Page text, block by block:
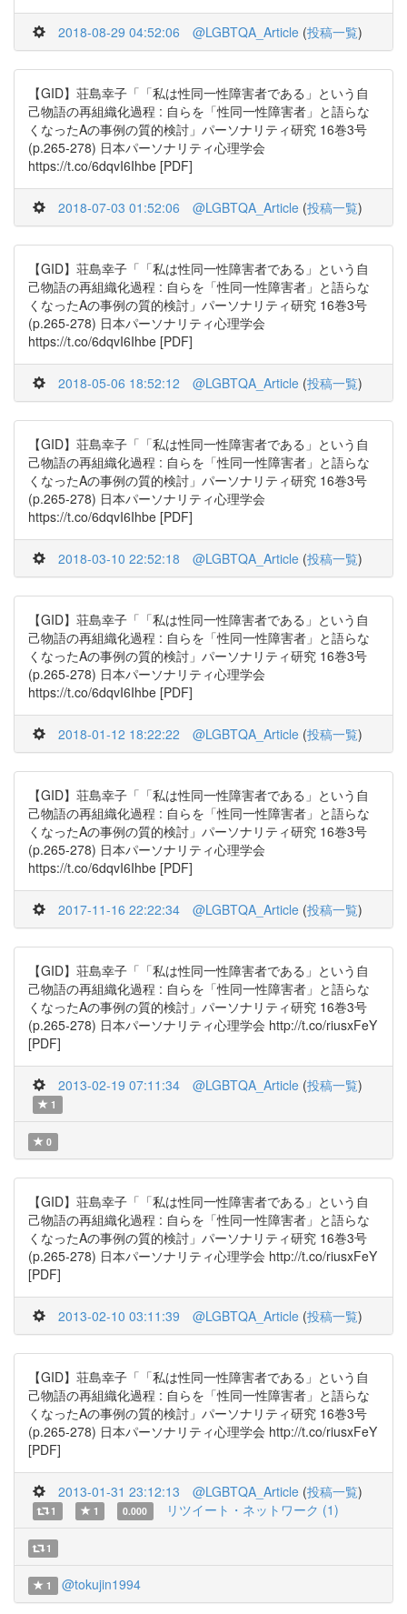
2018-08-29 04:52:06 @LGBTQA_Article (投稿一覧)
【GID】荘島幸子「「私は性同一性障害者である」という自
己物語の再組織化過程 : 自らを「性同一性障害者」と語らな
くなったAの事例の質的検討」パーソナリティ研究 16巻3号
(p.265-278) 日本パーソナリティ心理学会
https://t.co/6dqvI6Ihbe [PDF]
2018-07-03 01:52:06 @LGBTQA_Article (投稿一覧)
【GID】荘島幸子「「私は性同一性障害者である」という自
己物語の再組織化過程 : 自らを「性同一性障害者」と語らな
くなったAの事例の質的検討」パーソナリティ研究 16巻3号
(p.265-278) 日本パーソナリティ心理学会
https://t.co/6dqvI6Ihbe [PDF]
2018-05-06 18:52:12 @LGBTQA_Article (投稿一覧)
【GID】荘島幸子「「私は性同一性障害者である」という自
己物語の再組織化過程 : 自らを「性同一性障害者」と語らな
くなったAの事例の質的検討」パーソナリティ研究 16巻3号
(p.265-278) 日本パーソナリティ心理学会
https://t.co/6dqvI6Ihbe [PDF]
2018-03-10 22:52:18 @LGBTQA_Article (投稿一覧)
【GID】荘島幸子「「私は性同一性障害者である」という自
己物語の再組織化過程 : 自らを「性同一性障害者」と語らな
くなったAの事例の質的検討」パーソナリティ研究 16巻3号
(p.265-278) 日本パーソナリティ心理学会
https://t.co/6dqvI6Ihbe [PDF]
2018-01-12 18:22:22 @LGBTQA_Article (投稿一覧)
【GID】荘島幸子「「私は性同一性障害者である」という自
己物語の再組織化過程 : 自らを「性同一性障害者」と語らな
くなったAの事例の質的検討」パーソナリティ研究 16巻3号
(p.265-278) 日本パーソナリティ心理学会
https://t.co/6dqvI6Ihbe [PDF]
2017-11-16 22:22:34 @LGBTQA_Article (投稿一覧)
【GID】荘島幸子「「私は性同一性障害者である」という自
己物語の再組織化過程 : 自らを「性同一性障害者」と語らな
くなったAの事例の質的検討」パーソナリティ研究 16巻3号
(p.265-278) 日本パーソナリティ心理学会 http://t.co/riusxFeY
[PDF]
2013-02-19 07:11:34 @LGBTQA_Article (投稿一覧)
1
0
【GID】荘島幸子「「私は性同一性障害者である」という自
己物語の再組織化過程 : 自らを「性同一性障害者」と語らな
くなったAの事例の質的検討」パーソナリティ研究 16巻3号
(p.265-278) 日本パーソナリティ心理学会 http://t.co/riusxFeY
[PDF]
2013-02-10 03:11:39 @LGBTQA_Article (投稿一覧)
【GID】荘島幸子「「私は性同一性障害者である」という自
己物語の再組織化過程 : 自らを「性同一性障害者」と語らな
くなったAの事例の質的検討」パーソナリティ研究 16巻3号
(p.265-278) 日本パーソナリティ心理学会 http://t.co/riusxFeY
[PDF]
2013-01-31 23:12:13 @LGBTQA_Article (投稿一覧)
1 1 0.000 リツイート・ネットワーク (1)
1
1 @tokujin1994